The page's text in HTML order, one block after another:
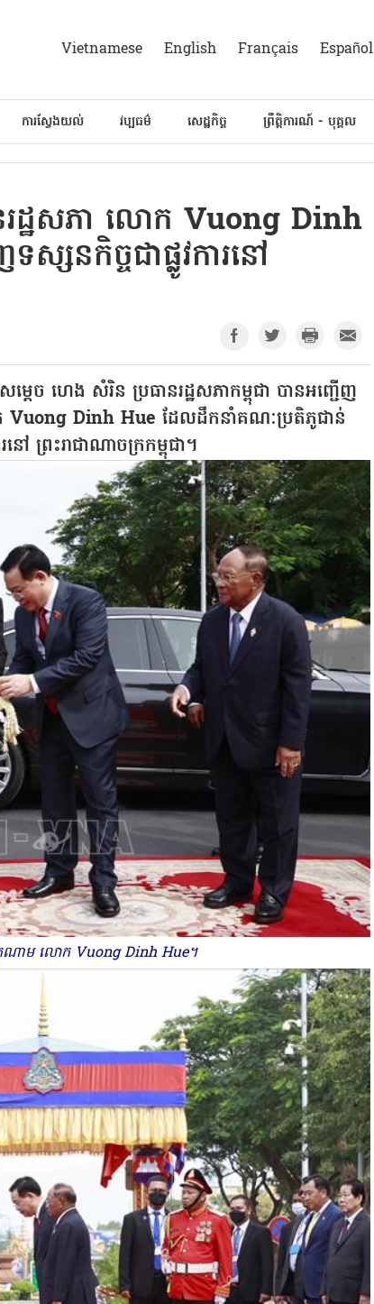
Vietnamese English Français Español
ការស្វែងយល់ វប្បធម៌ សេដ្ឋកិច្ច ព្រឹត្តិការណ៍ - បុគ្គល
រដ្ឋសភា លោក Vuong Dinh
សនកិច្ចជាផ្លូវការនៅ
ម្តេច ហេង សំរិន ប្រធានរដ្ឋសភាកម្ពុជា បានអញ្ជើញ
Vuong Dinh Hue ដែលដឹកនាំគណៈប្រតិភូជាន់
ៅ ព្រះរាជាណាចក្រកម្ពុជា។
តណាម លោក Vuong Dinh Hue។